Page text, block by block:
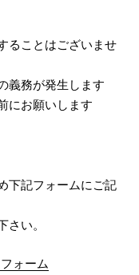
ることはございませ
義務が発生します
にお願いします
下記フォームにご記
さい。
ォーム